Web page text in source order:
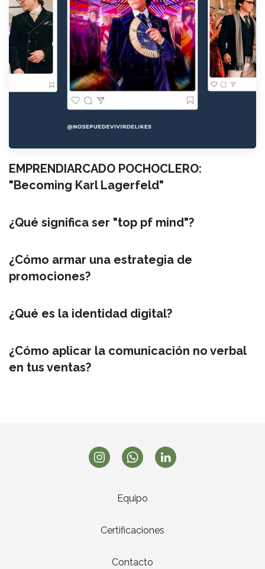
EMPRENDIARCADO POCHOCLERO:
"Becoming Karl Lagerfeld"
¿Qué significa ser "top pf mind"?
¿Cómo armar una estrategia de
promociones?
¿Qué es la identidad digital?
¿Cómo aplicar la comunicación no verbal
en tus ventas?
Equipo
Certificaciones
Contacto